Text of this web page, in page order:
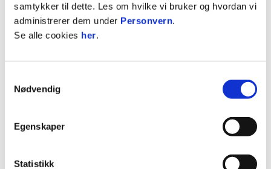
samtykker til dette. Les om hvilke vi bruker og hvordan vi
administrerer dem under Personvern.
Se alle cookies her.
Nødvendig
Egenskaper
Statistikk
Tid: 22. - 24. juni (kl 10.00-14.00)
Sted: Consto Arena
Oppmøte: 09.30 på Consto Arena
Dagsvarighet: 10.00-14.00